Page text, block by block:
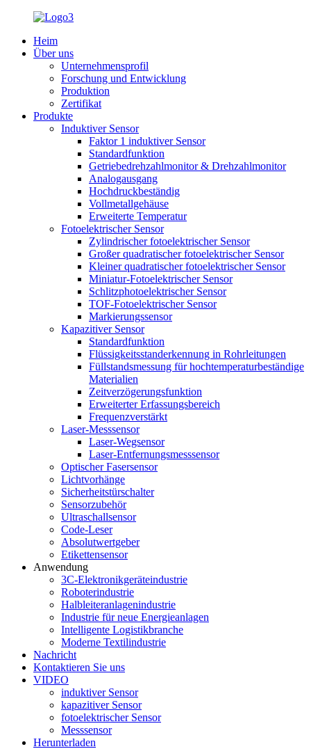
Heim
Über uns
Unternehmensprofil
Forschung und Entwicklung
Produktion
Zertifikat
Produkte
Induktiver Sensor
Faktor 1 induktiver Sensor
Standardfunktion
Getriebedrehzahlmonitor & Drehzahlmonitor
Analogausgang
Hochdruckbeständig
Vollmetallgehäuse
Erweiterte Temperatur
Fotoelektrischer Sensor
Zylindrischer fotoelektrischer Sensor
Großer quadratischer fotoelektrischer Sensor
Kleiner quadratischer fotoelektrischer Sensor
Miniatur-Fotoelektrischer Sensor
Schlitzphotoelektrischer Sensor
TOF-Fotoelektrischer Sensor
Markierungssensor
Kapazitiver Sensor
Standardfunktion
Flüssigkeitsstanderkennung in Rohrleitungen
Füllstandsmessung für hochtemperaturbeständige
Materialien
Zeitverzögerungsfunktion
Erweiterter Erfassungsbereich
Frequenzverstärkt
Laser-Messsensor
Laser-Wegsensor
Laser-Entfernungsmesssensor
Optischer Fasersensor
Lichtvorhänge
Sicherheitstürschalter
Sensorzubehör
Ultraschallsensor
Code-Leser
Absolutwertgeber
Etikettensensor
Anwendung
3C-Elektronikgeräteindustrie
Roboterindustrie
Halbleiteranlagenindustrie
Industrie für neue Energieanlagen
Intelligente Logistikbranche
Moderne Textilindustrie
Nachricht
Kontaktieren Sie uns
VIDEO
induktiver Sensor
kapazitiver Sensor
fotoelektrischer Sensor
Messsensor
Herunterladen